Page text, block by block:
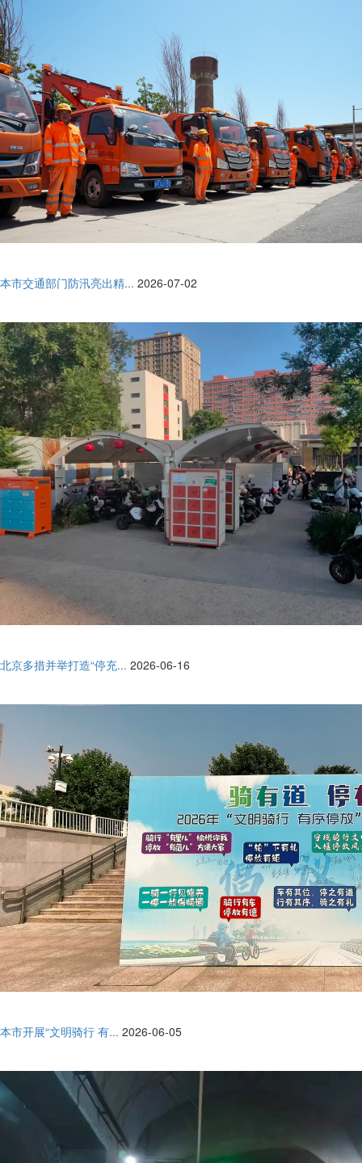
本市交通部门防汛亮出精... 2026-07-02
北京多措并举打造“停充... 2026-06-16
本市开展“文明骑行 有... 2026-06-05